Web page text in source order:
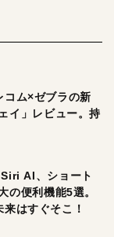
ム×ゼブラの新
イ」レビュー。持
AI、ショート
の便利機能5選。
はすぐそこ！